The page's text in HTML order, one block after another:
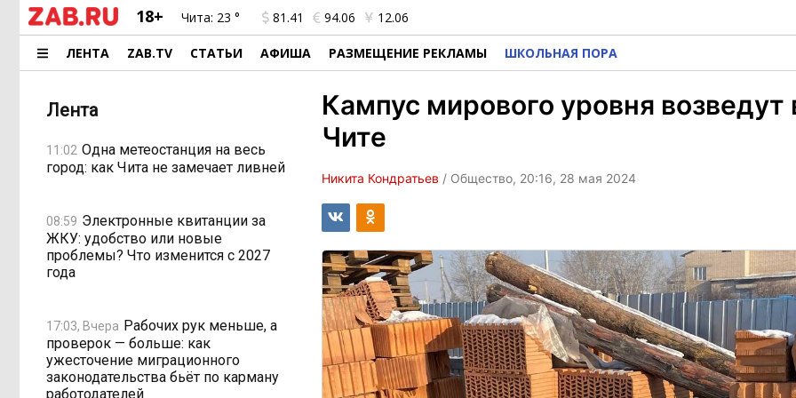
18+ Чита: 23 ° 81.41 94.06 12.06
ЛЕНТА ZAB.TV СТАТЬИ АФИША РАЗМЕЩЕНИЕ РЕКЛАМЫ ШКОЛЬНАЯ ПОРА
Лента
11:02 Одна метеостанция на весь
город: как Чита не замечает ливней
08:59 Электронные квитанции за
ЖКУ: удобство или новые
проблемы? Что изменится с 2027
года
17:03, Вчера Рабочих рук меньше, а
проверок — больше: как
ужесточение миграционного
законодательства бьёт по карману
работодателей
Кампус мирового уровня возведут
Чите
Никита Кондратьев / Общество, 20:16, 28 мая 2024